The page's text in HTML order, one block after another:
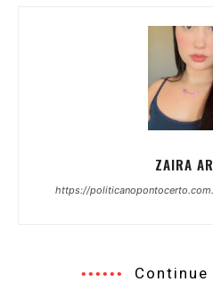
ZAIRA
https://
Continue